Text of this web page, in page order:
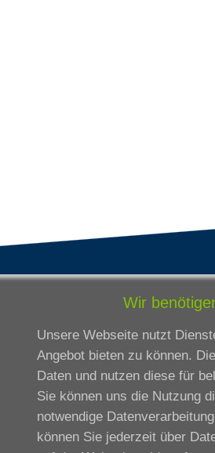
Standorte
Darmstadt
Frankfurt am Main
Fulda
Gießen
Kassel
Wiesbaden
Wir
Unsere Webseite nutzt
Angebot bieten zu können.
Daten und nutzen diese für
Sie können uns die Nutzung
notwendige
können Sie jederzeit über